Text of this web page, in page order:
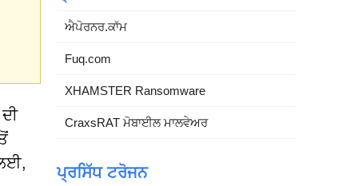
ਐਪੋਰਨਰ.ਕਾੱਮ
Fuq.com
XHAMSTER Ransomware
CraxsRAT ਮੋਬਾਈਲ ਮਾਲਵੇਅਰ
ਪ੍ਰਸਿੱਧ ਟਰੋਜਨ